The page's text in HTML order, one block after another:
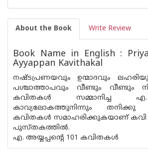
About the Book Write Review
Book Name in English :
Ayyappan Kavithakal
നഷ്ടപ്രണയവും ഉന്മാദവും
പശ്ചാത്താപവും വീണ്ടും വീണ്ടും
കവിതകൾ സമ്മാനിച്ച എ.
കാവ്യലോകത്തുനിന്നും തനിക്കു
കവിതകൾ സമാഹരിക്കുകയാണ് കവി
പുസ്തകത്തിൽ.
എ. അയ്യപ്പന്റെ 101 കവിതകൾ